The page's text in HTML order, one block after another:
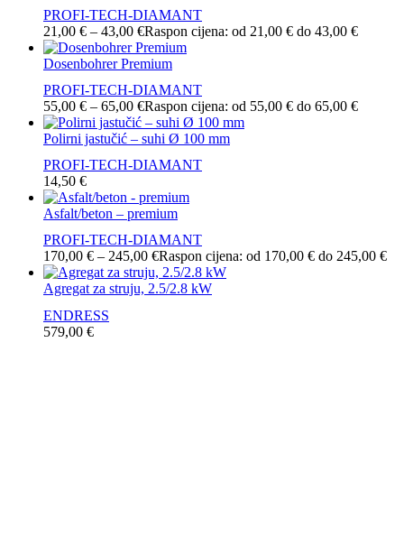
PROFI-TECH-DIAMANT
21,00 € – 43,00 €Raspon cijena: od 21,00 € do 43,00 €
Dosenbohrer Premium
PROFI-TECH-DIAMANT
55,00 € – 65,00 €Raspon cijena: od 55,00 € do 65,00 €
Polirni jastučić – suhi Ø 100 mm
PROFI-TECH-DIAMANT
14,50 €
Asfalt/beton – premium
PROFI-TECH-DIAMANT
170,00 € – 245,00 €Raspon cijena: od 170,00 € do 245,00 €
Agregat za struju, 2.5/2.8 kW
ENDRESS
579,00 €